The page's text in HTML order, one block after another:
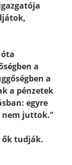
a
a
a pénzetek
egyre
nem juttok."
ők tudják.